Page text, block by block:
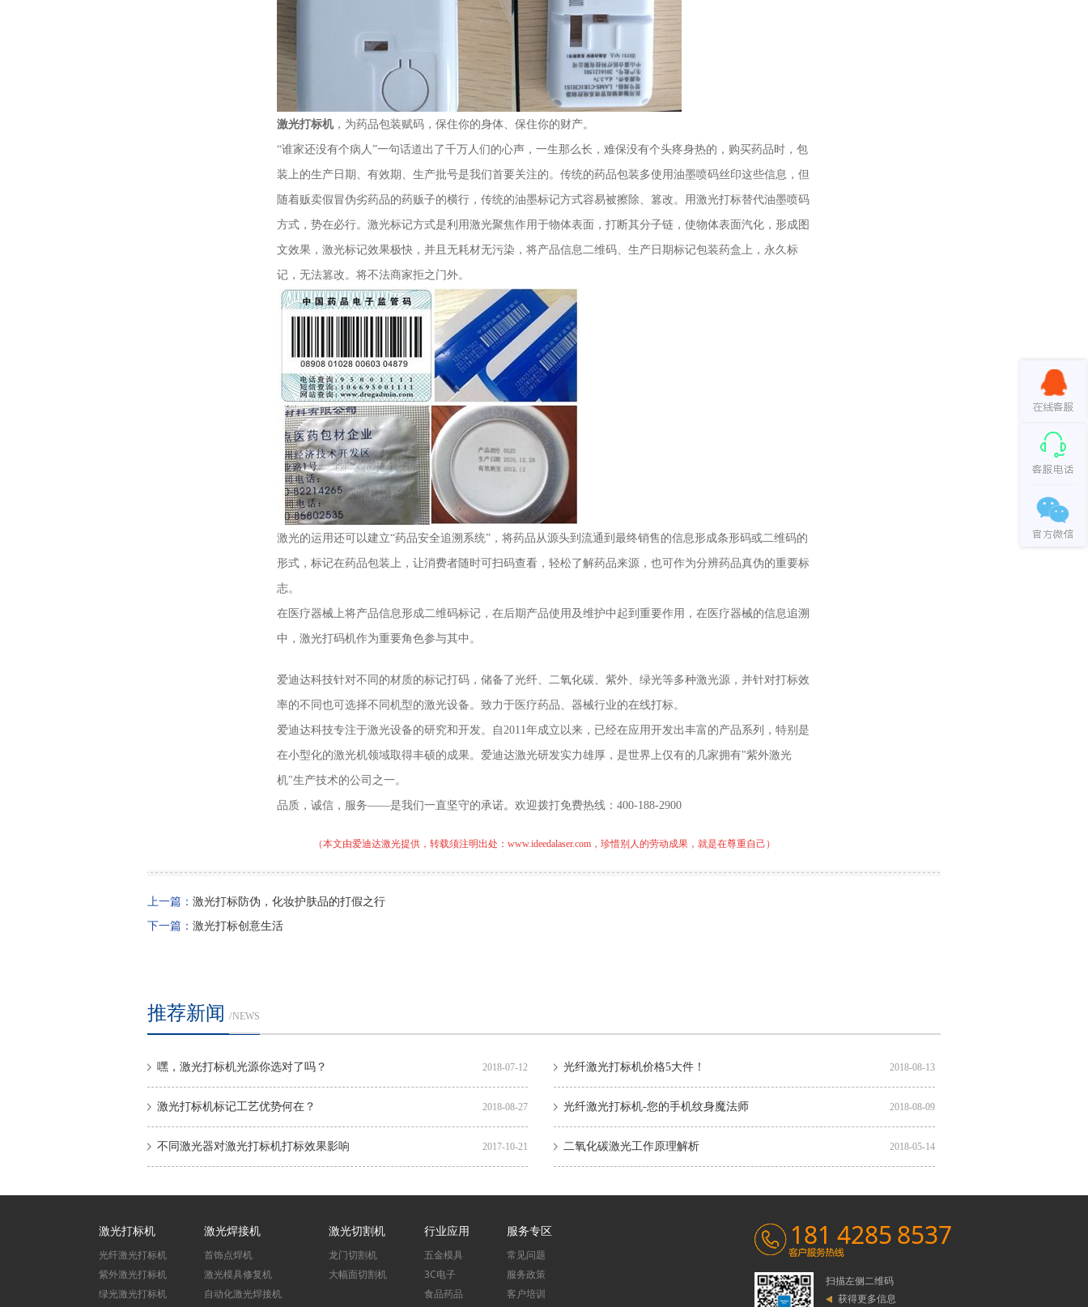
激光打标机，为药品包装赋码，保住你的身体、保住你的财产。
“谁家还没有个病人”一句话道出了千万人们的心声，一生那么长，难保没有个头疼身热的，购买药品时，包
装上的生产日期、有效期、生产批号是我们首要关注的。传统的药品包装多使用油墨喷码丝印这些信息，但
随着贩卖假冒伪劣药品的药贩子的横行，传统的油墨标记方式容易被擦除、篡改。用激光打标替代油墨喷码
方式，势在必行。激光标记方式是利用激光聚焦作用于物体表面，打断其分子链，使物体表面汽化，形成图
文效果，激光标记效果极快，并且无耗材无污染，将产品信息二维码、生产日期标记包装药盒上，永久标
记，无法篡改。将不法商家拒之门外。
激光的运用还可以建立“药品安全追溯系统”，将药品从源头到流通到最终销售的信息形成条形码或二维码的
形式，标记在药品包装上，让消费者随时可扫码查看，轻松了解药品来源，也可作为分辨药品真伪的重要标
志。
在医疗器械上将产品信息形成二维码标记，在后期产品使用及维护中起到重要作用，在医疗器械的信息追溯
中，激光打码机作为重要角色参与其中。
爱迪达科技针对不同的材质的标记打码，储备了光纤、二氧化碳、紫外、绿光等多种激光源，并针对打标效
率的不同也可选择不同机型的激光设备。致力于医疗药品、器械行业的在线打标。
爱迪达科技专注于激光设备的研究和开发。自2011年成立以来，已经在应用开发出丰富的产品系列，特别是
在小型化的激光机领域取得丰硕的成果。爱迪达激光研发实力雄厚，是世界上仅有的几家拥有"紫外激光
机"生产技术的公司之一。
品质，诚信，服务——是我们一直坚守的承诺。 欢迎拨打免费热线：400-188-2900
（本文由爱迪达激光提供，转载须注明出处： www.ideedalaser.com，珍惜别人的劳动成果，就是在尊重自己）
上一篇： 激光打标防伪，化妆护肤品的打假之行
下一篇： 激光打标创意生活
推荐新闻 / NEWS
嘿，激光打标机光源你选对了吗？ 2018-07-12 光纤激光打标机价格5大件！ 2018-08-13
激光打标机标记工艺优势何在？ 2018-08-27 光纤激光打标机-您的手机纹身魔法师 2018-08-09
不同激光器对激光打标机打标效果影响 2017-10-21 二氧化碳激光工作原理解析 2018-05-14
激光打标机
光纤激光打标机
紫外激光打标机
绿光激光打标机
激光焊接机
首饰点焊机
激光模具修复机
自动化激光焊接机
激光切割机
龙门切割机
大幅面切割机
行业应用
五金模具
3C电子
食品药品
服务专区
常见问题
服务政策
客户培训
181 4285 8537
扫描左侧二维码
获得更多信息